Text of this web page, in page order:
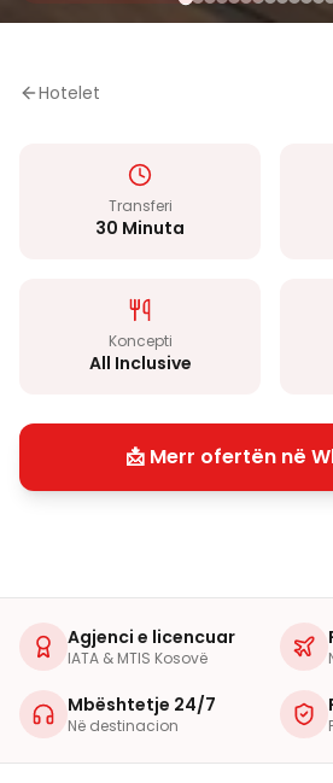
Hotelet
Transferi
30 Minuta
Koncepti
All Inclusive
📩 Merr ofertën në
Agjenci e licencuar
IATA & MTIS Kosovë
Mbështetje 24/7
Në destinacion